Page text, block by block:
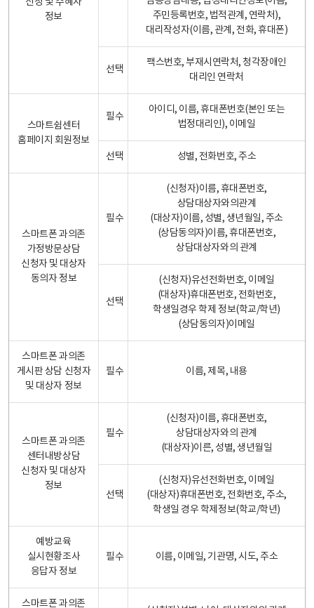
신청 및 수혜자
정보
주민등록번호, 법적관계, 연락처),
대리작성자(이름, 관계, 전화, 휴대폰)
선택
팩스번호, 부재시연락처, 청각장애인
대리인 연락처
스마트쉼센터
홈페이지 회원정보
필수
아이디, 이름, 휴대폰번호(본인 또는
법정대리인), 이메일
선택 성별, 전화번호, 주소
스마트폰 과의존
가정방문상담
신청자 및 대상자
동의자 정보
필수
(신청자)이름, 휴대폰번호,
상담대상자와의관계
(대상자)이름, 성별, 생년월일, 주소
(상담동의자)이름, 휴대폰번호,
상담대상자와의 관계
선택
(신청자)유선전화번호, 이메일
(대상자)휴대폰번호, 전화번호,
학생일경우 학제 정보(학교/학년)
(상담동의자)이메일
스마트폰 과의존
게시판 상담 신청자
및 대상자 정보
필수 이름, 제목, 내용
스마트폰 과의존
센터내방상담
신청자 및 대상자
정보
필수
(신청자)이름, 휴대폰번호,
상담대상자와의 관계
(대상자)이른, 성별, 생년월일
선택
(신청자)유선전화번호, 이메일
(대상자)휴대폰번호, 전화번호, 주소,
학생일 경우 학제정보(학교/학년)
예방교육
실시현황조사
응답자 정보
필수 이름, 이메일, 기관명, 시도, 주소
스마트폰 과의존